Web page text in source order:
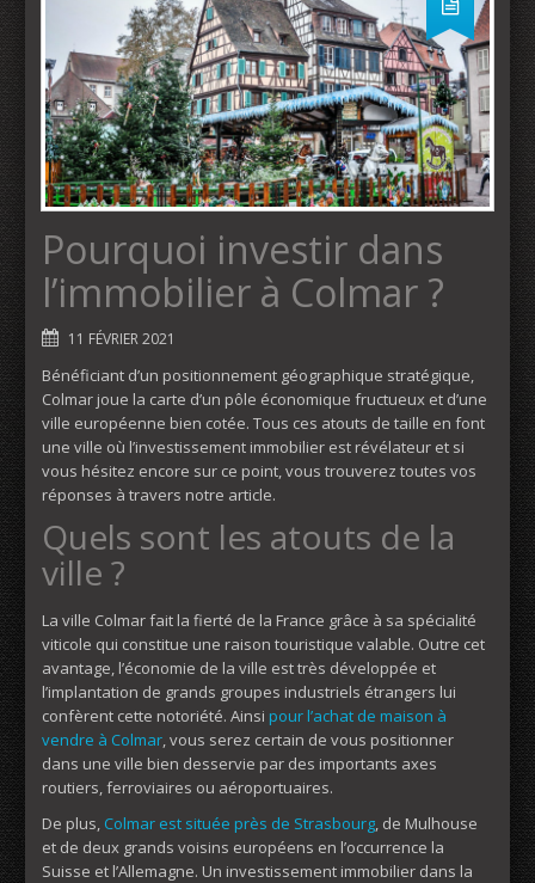
Pourquoi investir dans
l’immobilier à Colmar ?
11 FÉVRIER 2021
Bénéficiant d’un positionnement géographique stratégique,
Colmar joue la carte d’un pôle économique fructueux et d’une
ville européenne bien cotée. Tous ces atouts de taille en font
une ville où l’investissement immobilier est révélateur et si
vous hésitez encore sur ce point, vous trouverez toutes vos
réponses à travers notre article.
Quels sont les atouts de la
ville ?
La ville Colmar fait la fierté de la France grâce à sa spécialité
viticole qui constitue une raison touristique valable. Outre cet
avantage, l’économie de la ville est très développée et
l’implantation de grands groupes industriels étrangers lui
confèrent cette notoriété. Ainsi pour l’achat de maison à
vendre à Colmar, vous serez certain de vous positionner
dans une ville bien desservie par des importants axes
routiers, ferroviaires ou aéroportuaires.
De plus, Colmar est située près de Strasbourg, de Mulhouse
et de deux grands voisins européens en l’occurrence la
Suisse et l’Allemagne. Un investissement immobilier dans la